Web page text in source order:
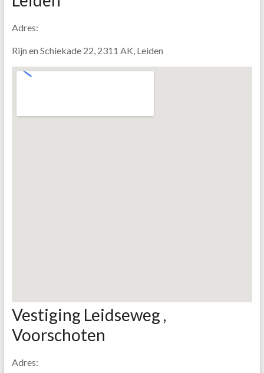
Adres:
Rijn en Schiekade 22, 2311 AK, Leiden
Vestiging Leidseweg ,
Voorschoten
Adres: